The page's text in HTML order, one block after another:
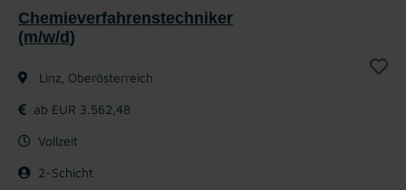
Chemieverfahrenstechniker
(m/w/d)
Linz, Oberösterreich
ab EUR 3.562,48
Vollzeit
2-Schicht